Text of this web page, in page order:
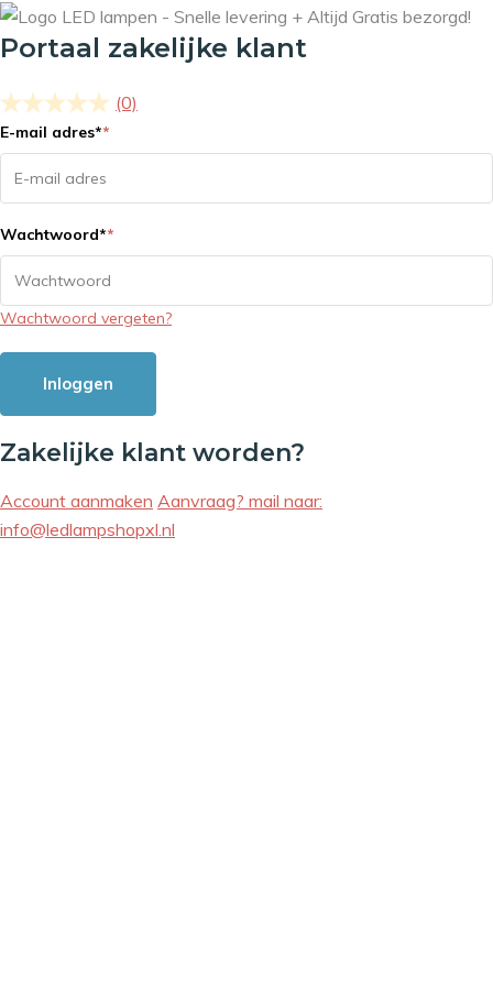
Portaal zakelijke klant
(0)
E-mail adres**
Wachtwoord**
Wachtwoord vergeten?
Inloggen
Zakelijke klant worden?
Account aanmaken Aanvraag? mail naar:
info@ledlampshopxl.nl